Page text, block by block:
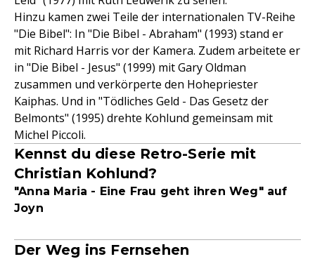
Hinzu kamen zwei Teile der internationalen TV-Reihe
"Die Bibel": In "Die Bibel - Abraham" (1993) stand er
mit Richard Harris vor der Kamera. Zudem arbeitete er
in "Die Bibel - Jesus" (1999) mit Gary Oldman
zusammen und verkörperte den Hohepriester
Kaiphas. Und in "Tödliches Geld - Das Gesetz der
Belmonts" (1995) drehte Kohlund gemeinsam mit
Michel Piccoli.
Kennst du diese Retro-Serie mit
Christian Kohlund?
"Anna Maria - Eine Frau geht ihren Weg" auf
Joyn
Der Weg ins Fernsehen